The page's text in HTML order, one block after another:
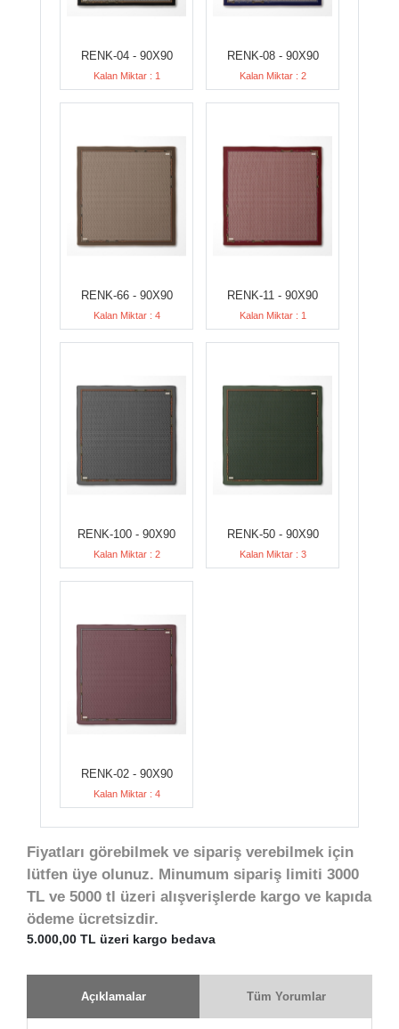
RENK-04 - 90X90
Kalan Miktar : 1
RENK-08 - 90X90
Kalan Miktar : 2
RENK-66 - 90X90
Kalan Miktar : 4
RENK-11 - 90X90
Kalan Miktar : 1
RENK-100 - 90X90
Kalan Miktar : 2
RENK-50 - 90X90
Kalan Miktar : 3
RENK-02 - 90X90
Kalan Miktar : 4
Fiyatları görebilmek ve sipariş verebilmek için
lütfen üye olunuz. Minumum sipariş limiti 3000
TL ve 5000 tl üzeri alışverişlerde kargo ve kapıda
ödeme ücretsizdir.
5.000,00 TL üzeri kargo bedava
Açıklamalar Tüm Yorumlar